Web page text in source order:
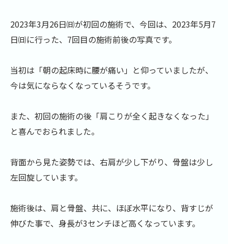
2023年3月26日㈰が初回の施術で、今回は、2023年5月7
日㈰に行った、7回目の施術前後の写真です。
当初は「朝の起床時に腰が痛い」と仰っていましたが、
今は気にならなくなっているそうです。
また、初回の施術の後「肩こりが全く起きなくなった」
と喜んでおられました。
背面から見た姿勢では、右肩が少し下がり、骨盤は少し
左回旋しています。
施術後は、肩と骨盤、共に、ほぼ水平になり、背すじが
伸びた事で、身長が3センチほど高くなっています。